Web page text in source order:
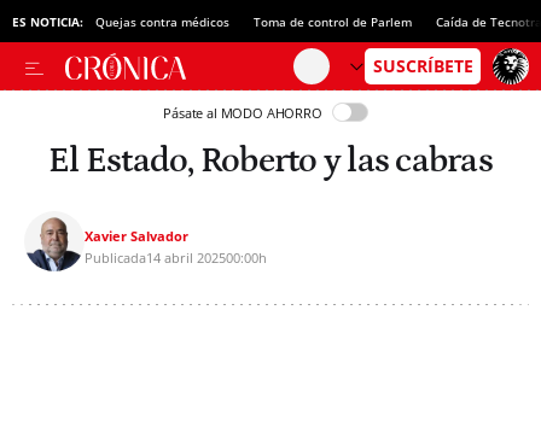
ES NOTICIA: Quejas contra médicos Toma de control de Parlem Caída de
Pásate al MODO AHORRO
El Estado, Roberto y las cabras
Xavier Salvador
Publicada14 abril 202500:00h